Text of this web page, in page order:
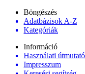
Böngészés
Adatbázisok A-Z
Kategóriák
Információ
Használati útmutató
Impresszum